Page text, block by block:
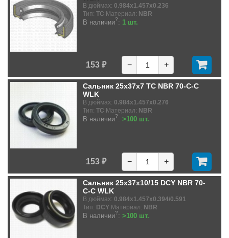
В дюймах: 0.984x1.457x0.236
Тип: TC Материал: NBR
В наличии?: 1 шт.
153 ₽ − +
Сальник 25x37x7 TC NBR 70-C-C
WLK
В дюймах: 0.984x1.457x0.276
Тип: TC Материал: NBR
В наличии?: >100 шт.
153 ₽ − +
Сальник 25x37x10/15 DCY NBR 70-
C-C WLK
В дюймах: 0.984x1.457x0.394/0.591
Тип: DCY Материал: NBR
В наличии?: >100 шт.